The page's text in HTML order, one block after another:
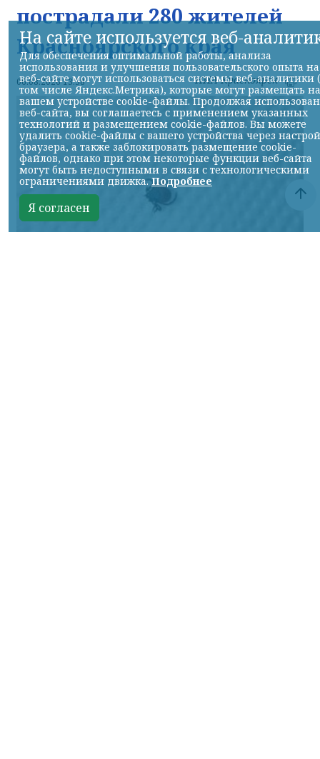
пострадали 280 жителей
Красноярского края
06.08.2026 13:38 НИА-Красноярск
На сайте используется веб-
Для обеспечения оптимальной работы, анализа
использования и улучшения пользовательского опыта на
веб-сайте могут использоваться системы веб-аналитики
том числе Яндекс.Метрика), которые могут размещать на
вашем устройстве cookie-файлы. Продолжая
веб-сайта, вы соглашаетесь с применением указанных
технологий и размещением cookie-файлов. Вы можете
удалить cookie-файлы с вашего устройства через
браузера, а также заблокировать размещение cookie-
файлов, однако при этом некоторые функции веб-сайта
могут быть недоступными в связи с технологическими
ограничениями движка.Подробнее
Я согласен